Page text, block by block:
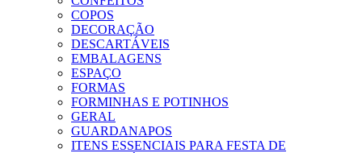
COPOS
DECORAÇÃO
DESCARTÁVEIS
EMBALAGENS
ESPAÇO
FORMAS
FORMINHAS E POTINHOS
GERAL
GUARDANAPOS
ITENS ESSENCIAIS PARA FESTA DE